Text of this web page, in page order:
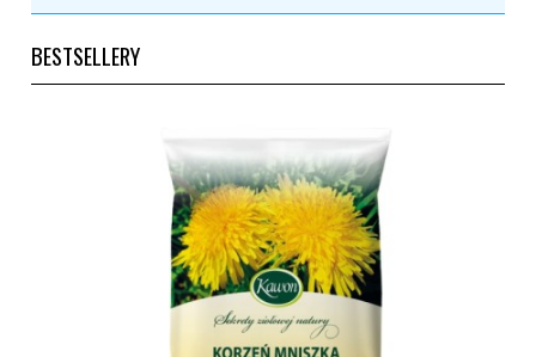
BESTSELLERY